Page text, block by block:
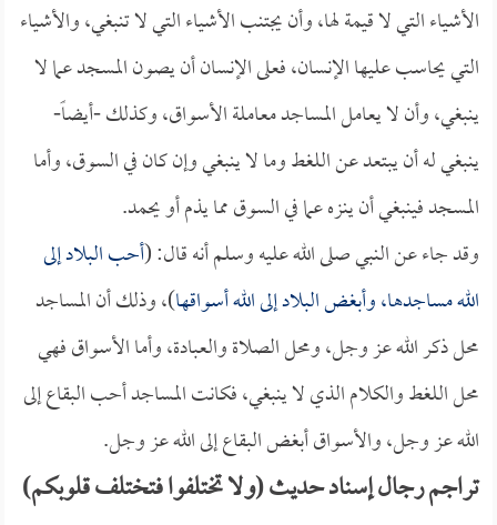
الأشياء التي لا قيمة لها، وأن يجتنب الأشياء التي لا تنبغي، والأشياء
التي يحاسب عليها الإنسان، فعلى الإنسان أن يصون المسجد عما لا
ينبغي، وأن لا يعامل المساجد معاملة الأسواق، وكذلك -أيضاً-
ينبغي له أن يبتعد عن اللغط وما لا ينبغي وإن كان في السوق، وأما
المسجد فينبغي أن ينزه عما في السوق مما يذم أو يحمد.
وقد جاء عن النبي صلى الله عليه وسلم أنه قال: (أحب البلاد إلى
الله مساجدها، وأبغض البلاد إلى الله أسواقها)، وذلك أن المساجد
محل ذكر الله عز وجل، ومحل الصلاة والعبادة، وأما الأسواق فهي
محل اللغط والكلام الذي لا ينبغي، فكانت المساجد أحب البقاع إلى
الله عز وجل، والأسواق أبغض البقاع إلى الله عز وجل.
تراجم رجال إسناد حديث (ولا تختلفوا فتختلف قلوبكم)